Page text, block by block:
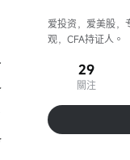
爱投资，爱美股，
观，CFA持证人。
29
關注